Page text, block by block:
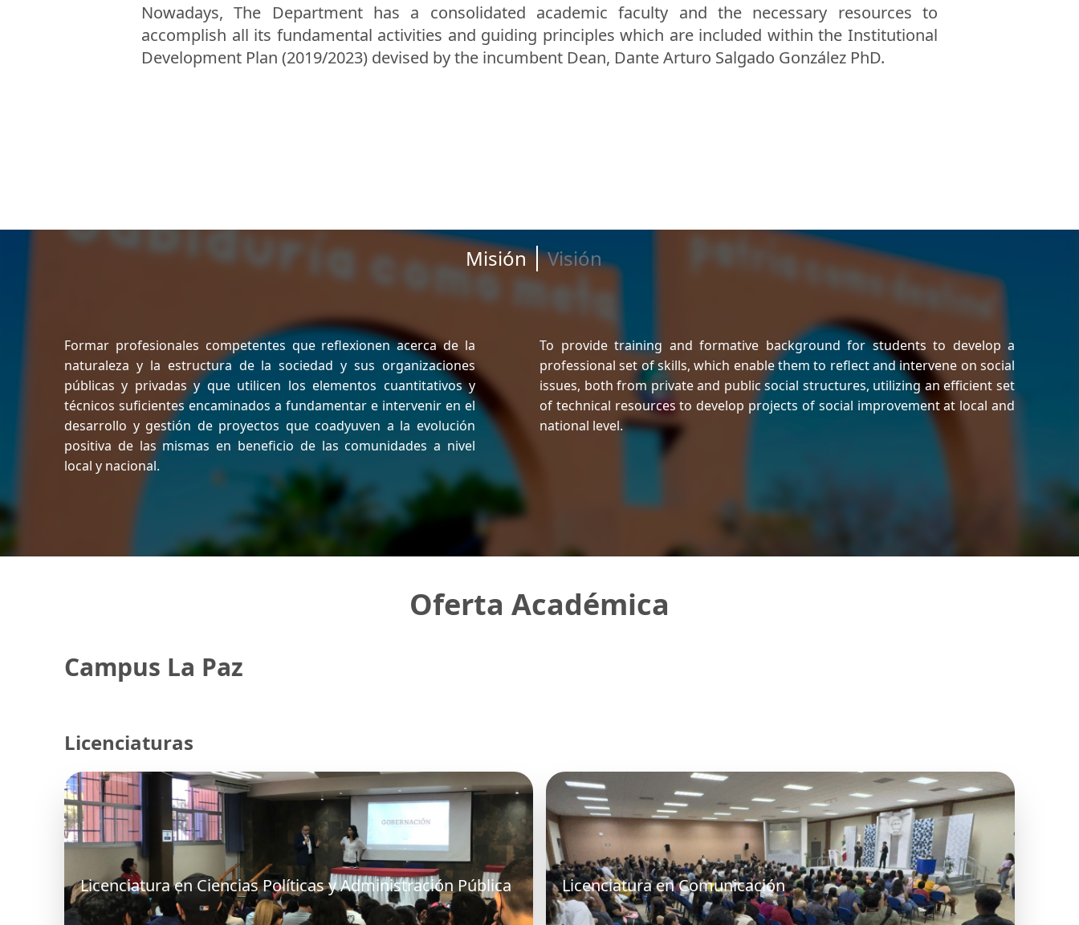
Nowadays, The Department has a consolidated academic faculty and the necessary resources to
accomplish all its fundamental activities and guiding principles which are included within the Institutional
Development Plan (2019/2023) devised by the incumbent Dean, Dante Arturo Salgado González PhD.
Misión Visión
Formar profesionales competentes que reflexionen acerca de la
naturaleza y la estructura de la sociedad y sus organizaciones
públicas y privadas y que utilicen los elementos cuantitativos y
técnicos suficientes encaminados a fundamentar e intervenir en el
desarrollo y gestión de proyectos que coadyuven a la evolución
positiva de las mismas en beneficio de las comunidades a nivel
local y nacional.
To provide training and formative background for students to develop a
professional set of skills, which enable them to reflect and intervene on social
issues, both from private and public social structures, utilizing an efficient set
of technical resources to develop projects of social improvement at local and
national level.
Oferta Académica
Campus La Paz
Licenciaturas
Licenciatura en Ciencias Políticas y Administración Pública Licenciatura en Comunicación